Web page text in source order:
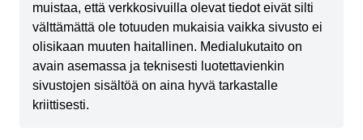
muistaa, että verkkosivuilla olevat tiedot eivät silti
välttämättä ole totuuden mukaisia vaikka sivusto ei
olisikaan muuten haitallinen. Medialukutaito on
avain asemassa ja teknisesti luotettavienkin
sivustojen sisältöä on aina hyvä tarkastalle
kriittisesti.